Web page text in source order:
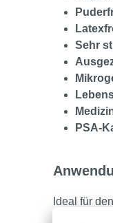
Sehr
PSA-
Ideal für